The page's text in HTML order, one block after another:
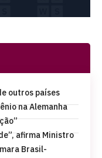
outros países
na Alemanha
afirma Ministro
Brasil-